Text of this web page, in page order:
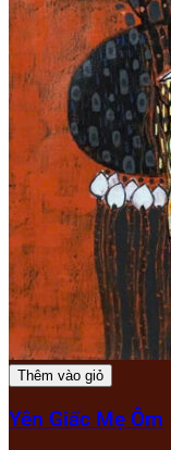
Thêm vào giỏ
Yên Giấc Mẹ Ôm